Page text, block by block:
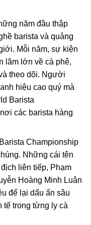
năm đầu thập
barista và quảng
Mỗi năm, sự kiện
lãm lớn về cà phê,
theo dõi. Người
hiệu cao quý mà
Barista
các barista hàng
Championship
Những cái tên
liên tiếp, Phạm
Hoàng Minh Luân
để lại dấu ấn sâu
tế trong từng ly cà